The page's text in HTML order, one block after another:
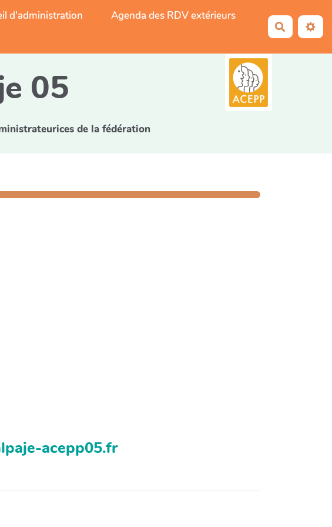
d'administration
Agenda des RDV extérieurs
05
de la fédération
acepp05.fr